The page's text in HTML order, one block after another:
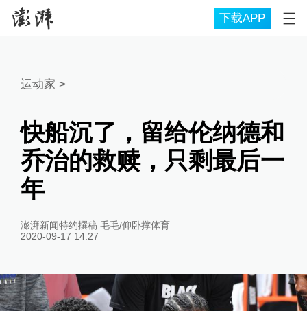
下载APP
运动家 >
快船沉了，留给伦纳德和
乔治的救赎，只剩最后一
年
澎湃新闻特约撰稿 毛毛/仰卧撑体育
2020-09-17 14:27